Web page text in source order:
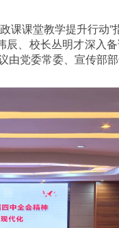
课课堂教学提升行动”
辰、校长丛明才深入
党委常委、宣传部部